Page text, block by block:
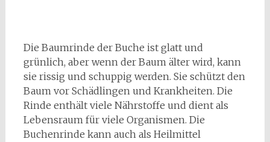
Die Baumrinde der Buche ist glatt und
grünlich, aber wenn der Baum älter wird, kann
sie rissig und schuppig werden. Sie schützt den
Baum vor Schädlingen und Krankheiten. Die
Rinde enthält viele Nährstoffe und dient als
Lebensraum für viele Organismen. Die
Buchenrinde kann auch als Heilmittel